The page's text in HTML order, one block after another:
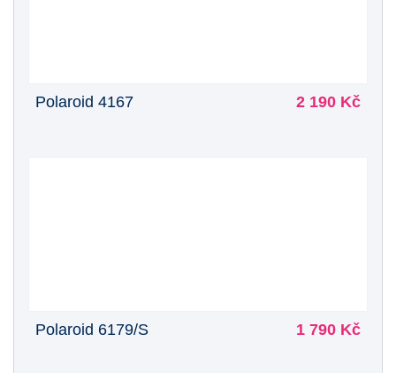
Polaroid 4167 2 190 Kč
Polaroid 6179/S 1 790 Kč